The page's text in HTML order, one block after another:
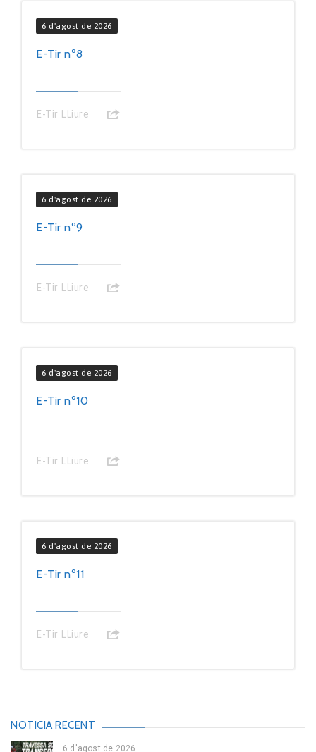
6 d'agost de 2026
E-Tir nº8
E-Tir LLiure
6 d'agost de 2026
E-Tir nº9
E-Tir LLiure
6 d'agost de 2026
E-Tir nº10
E-Tir LLiure
6 d'agost de 2026
E-Tir nº11
E-Tir LLiure
NOTICIA RECENT
6 d'agost de 2026